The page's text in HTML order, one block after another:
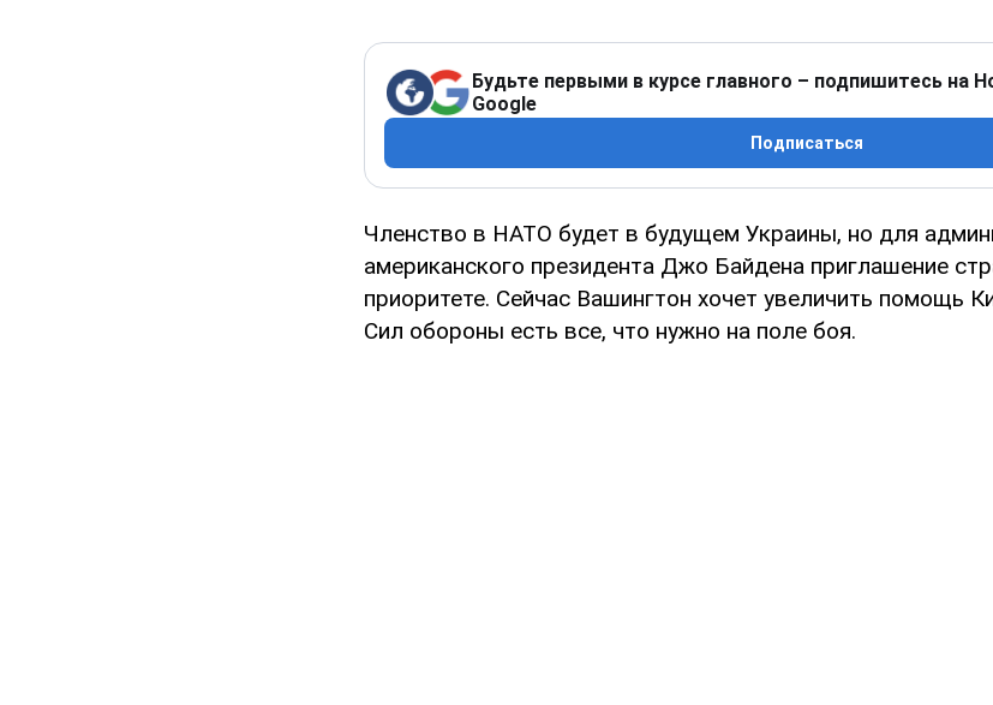
Будьте первыми в курсе главного – подпишитесь на
Google
Подписаться
Членство в НАТО будет в будущем Украины, но для
американского президента Джо Байдена приглашение
приоритете. Сейчас Вашингтон хочет увеличить помощь
Сил обороны есть все, что нужно на поле боя.